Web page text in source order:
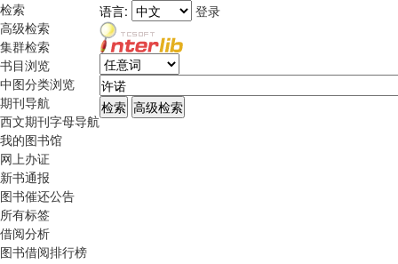
检索
高级检索
集群检索
书目浏览
中图分类浏览
期刊导航
西文期刊字母导航
我的图书馆
网上办证
新书通报
图书催还公告
所有标签
借阅分析
图书借阅排行榜
语言: 登录